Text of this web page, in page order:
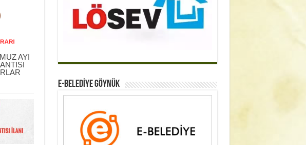
AYI
E-BELEDİYE GÖYNÜK